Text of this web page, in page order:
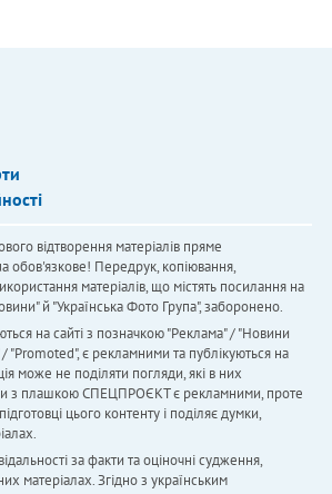
відтворення матеріалів пряме
обов'язкове! Передрук, копіювання,
матеріалів, що містять посилання на
й "Українська Фото Група", заборонено.
на сайті з позначкою "Реклама" / "Новини
"Promoted", є рекламними та публікуються на
може не поділяти погляди, які в них
з плашкою СПЕЦПРОЄКТ є рекламними, проте
цього контенту і поділяє думки,
за факти та оціночні судження,
матеріалах. Згідно з українським